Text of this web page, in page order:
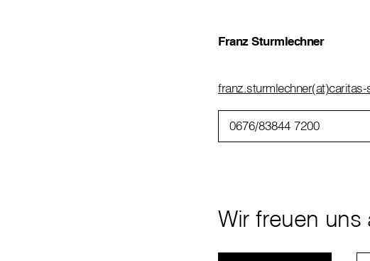
Franz Sturmlechner
franz.sturmlechner(at)caritas-
0676/83844 7200
Wir freuen